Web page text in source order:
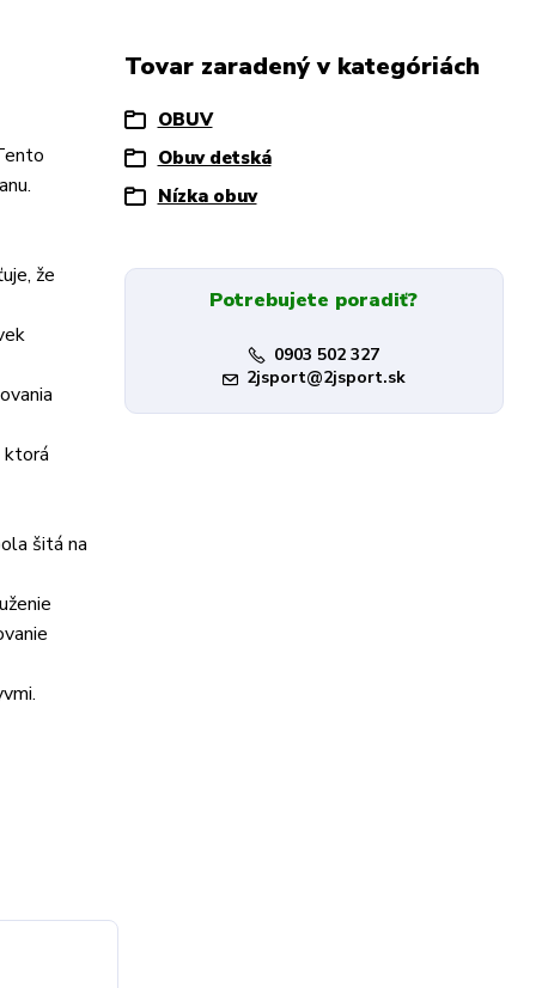
že
ktorá
šitá na
Tovar zaradený v kategóriách
OBUV
Obuv detská
Nízka obuv
Potrebujete poradiť?
0903 502 327
2jsport@2jsport.sk